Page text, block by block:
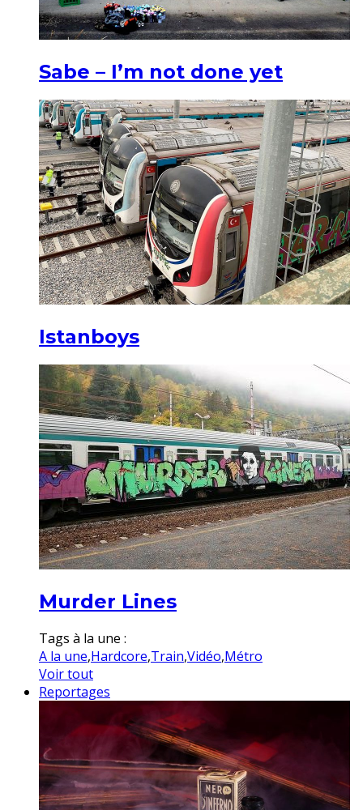
Sabe – I’m not done yet
Istanboys
Murder Lines
Tags à la une :
A la une,Hardcore,Train,Vidéo,Métro
Voir tout
Reportages